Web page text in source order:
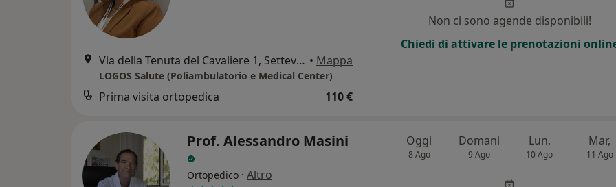
Via della Tenuta del Cavaliere 1, Setteville • Mappa
LOGOS Salute (Poliambulatorio e Medical Center)
Prima visita ortopedica 110 €
Non ci sono agende disponibili!
Chiedi di attivare le prenotazioni
Prof. Alessandro Masini
Ortopedico · Altro
Oggi
8 Ago
Domani
9 Ago
Lun,
10 Ago
Mar,
11 Ago